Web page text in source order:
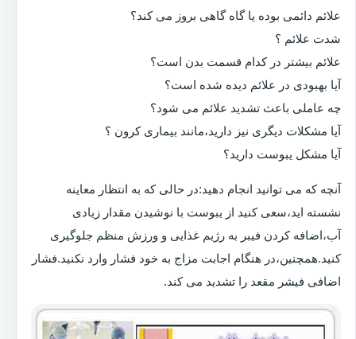
علائم دائمی بوده یا گاه گاهی بروز می کند؟
شدت علائم ؟
علائم بیشتر در کدام قسمت بدن است؟
آیا بهبودی در علائم دیده شده است؟
چه عاملی باعث تشدید علائم می شود؟
آیا مشکلات دیگری نیز دارید،مانند بیماری کرون ؟
آیا مشکل یبوست دارید؟
آنچه که می توانید انجام دهید:در حالی که به انتظار معاینه
نشسته اید،سعی کنید از یبوست با نوشیدن مقدار زیادی
آب،اضافه کردن فیبر به رژیم غذایی و ورزش منظم جلوگیری
کنید.همچنین،در هنگام اجابت مزاج به خود فشار وارد نکنید.فشار
اضافی فیشر مقعد را تشدید می کند.